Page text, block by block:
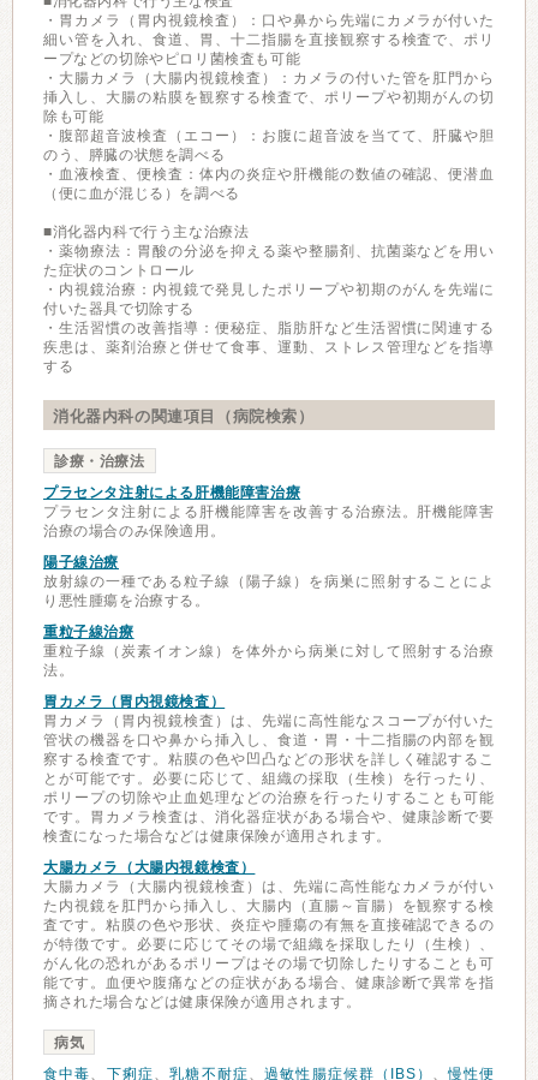
・胃カメラ（胃内視鏡検査）：口や鼻から先端にカメラが付いた
細い管を入れ、食道、胃、十二指腸を直接観察する検査で、ポリ
ープなどの切除やピロリ菌検査も可能
・大腸カメラ（大腸内視鏡検査）：カメラの付いた管を肛門から
挿入し、大腸の粘膜を観察する検査で、ポリープや初期がんの切
除も可能
・腹部超音波検査（エコー）：お腹に超音波を当てて、肝臓や胆
のう、膵臓の状態を調べる
・血液検査、便検査：体内の炎症や肝機能の数値の確認、便潜血
（便に血が混じる）を調べる
■消化器内科で行う主な治療法
・薬物療法：胃酸の分泌を抑える薬や整腸剤、抗菌薬などを用い
た症状のコントロール
・内視鏡治療：内視鏡で発見したポリープや初期のがんを先端に
付いた器具で切除する
・生活習慣の改善指導：便秘症、脂肪肝など生活習慣に関連する
疾患は、薬剤治療と併せて食事、運動、ストレス管理などを指導
する
消化器内科の関連項目（病院検索）
診療・治療法
プラセンタ注射による肝機能障害治療
プラセンタ注射による肝機能障害を改善する治療法。肝機能障害
治療の場合のみ保険適用。
陽子線治療
放射線の一種である粒子線（陽子線）を病巣に照射することによ
り悪性腫瘍を治療する。
重粒子線治療
重粒子線（炭素イオン線）を体外から病巣に対して照射する治療
法。
胃カメラ（胃内視鏡検査）
胃カメラ（胃内視鏡検査）は、先端に高性能なスコープが付いた
管状の機器を口や鼻から挿入し、食道・胃・十二指腸の内部を観
察する検査です。粘膜の色や凹凸などの形状を詳しく確認するこ
とが可能です。必要に応じて、組織の採取（生検）を行ったり、
ポリープの切除や止血処理などの治療を行ったりすることも可能
です。胃カメラ検査は、消化器症状がある場合や、健康診断で要
検査になった場合などは健康保険が適用されます。
大腸カメラ（大腸内視鏡検査）
大腸カメラ（大腸内視鏡検査）は、先端に高性能なカメラが付い
た内視鏡を肛門から挿入し、大腸内（直腸～盲腸）を観察する検
査です。粘膜の色や形状、炎症や腫瘍の有無を直接確認できるの
が特徴です。必要に応じてその場で組織を採取したり（生検）、
がん化の恐れがあるポリープはその場で切除したりすることも可
能です。血便や腹痛などの症状がある場合、健康診断で異常を指
摘された場合などは健康保険が適用されます。
病気
食中毒、 下痢症、乳糖不耐症、過敏性腸症候群（IBS） 、慢性便